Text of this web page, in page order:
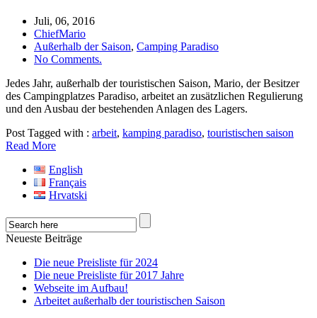
Juli, 06, 2016
ChiefMario
Außerhalb der Saison, Camping Paradiso
No Comments.
Jedes Jahr, außerhalb der touristischen Saison, Mario, der Besitzer
des Campingplatzes Paradiso, arbeitet an zusätzlichen Regulierung
und den Ausbau der bestehenden Anlagen des Lagers.
Post Tagged with : arbeit, kamping paradiso, touristischen saison
Read More
English
Français
Hrvatski
Neueste Beiträge
Die neue Preisliste für 2024
Die neue Preisliste für 2017 Jahre
Webseite im Aufbau!
Arbeitet außerhalb der touristischen Saison